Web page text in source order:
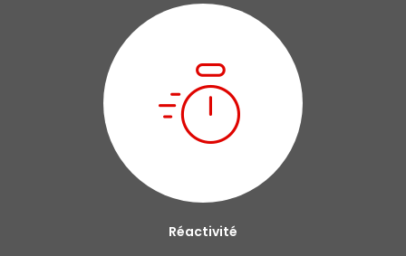
Réactivité